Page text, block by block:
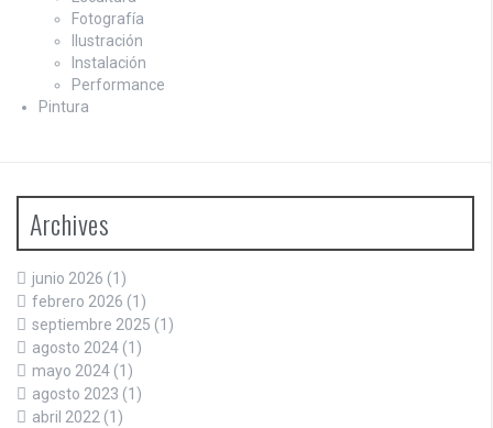
Fotografía
Ilustración
Instalación
Performance
Pintura
Archives
junio 2026 (1)
febrero 2026 (1)
septiembre 2025 (1)
agosto 2024 (1)
mayo 2024 (1)
agosto 2023 (1)
abril 2022 (1)